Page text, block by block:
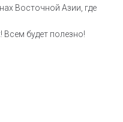
Восточной Азии, где
Всем будет полезно!